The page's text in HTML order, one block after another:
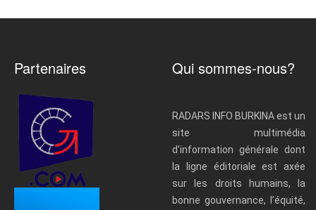
Partenaires Qui sommes-nous?
RADARS INFO BURKINA est un
site multimédia
d’information générale dont
la ligne éditoriale est axée
sur les droits humains, la
bonne gouvernance, l’équité,